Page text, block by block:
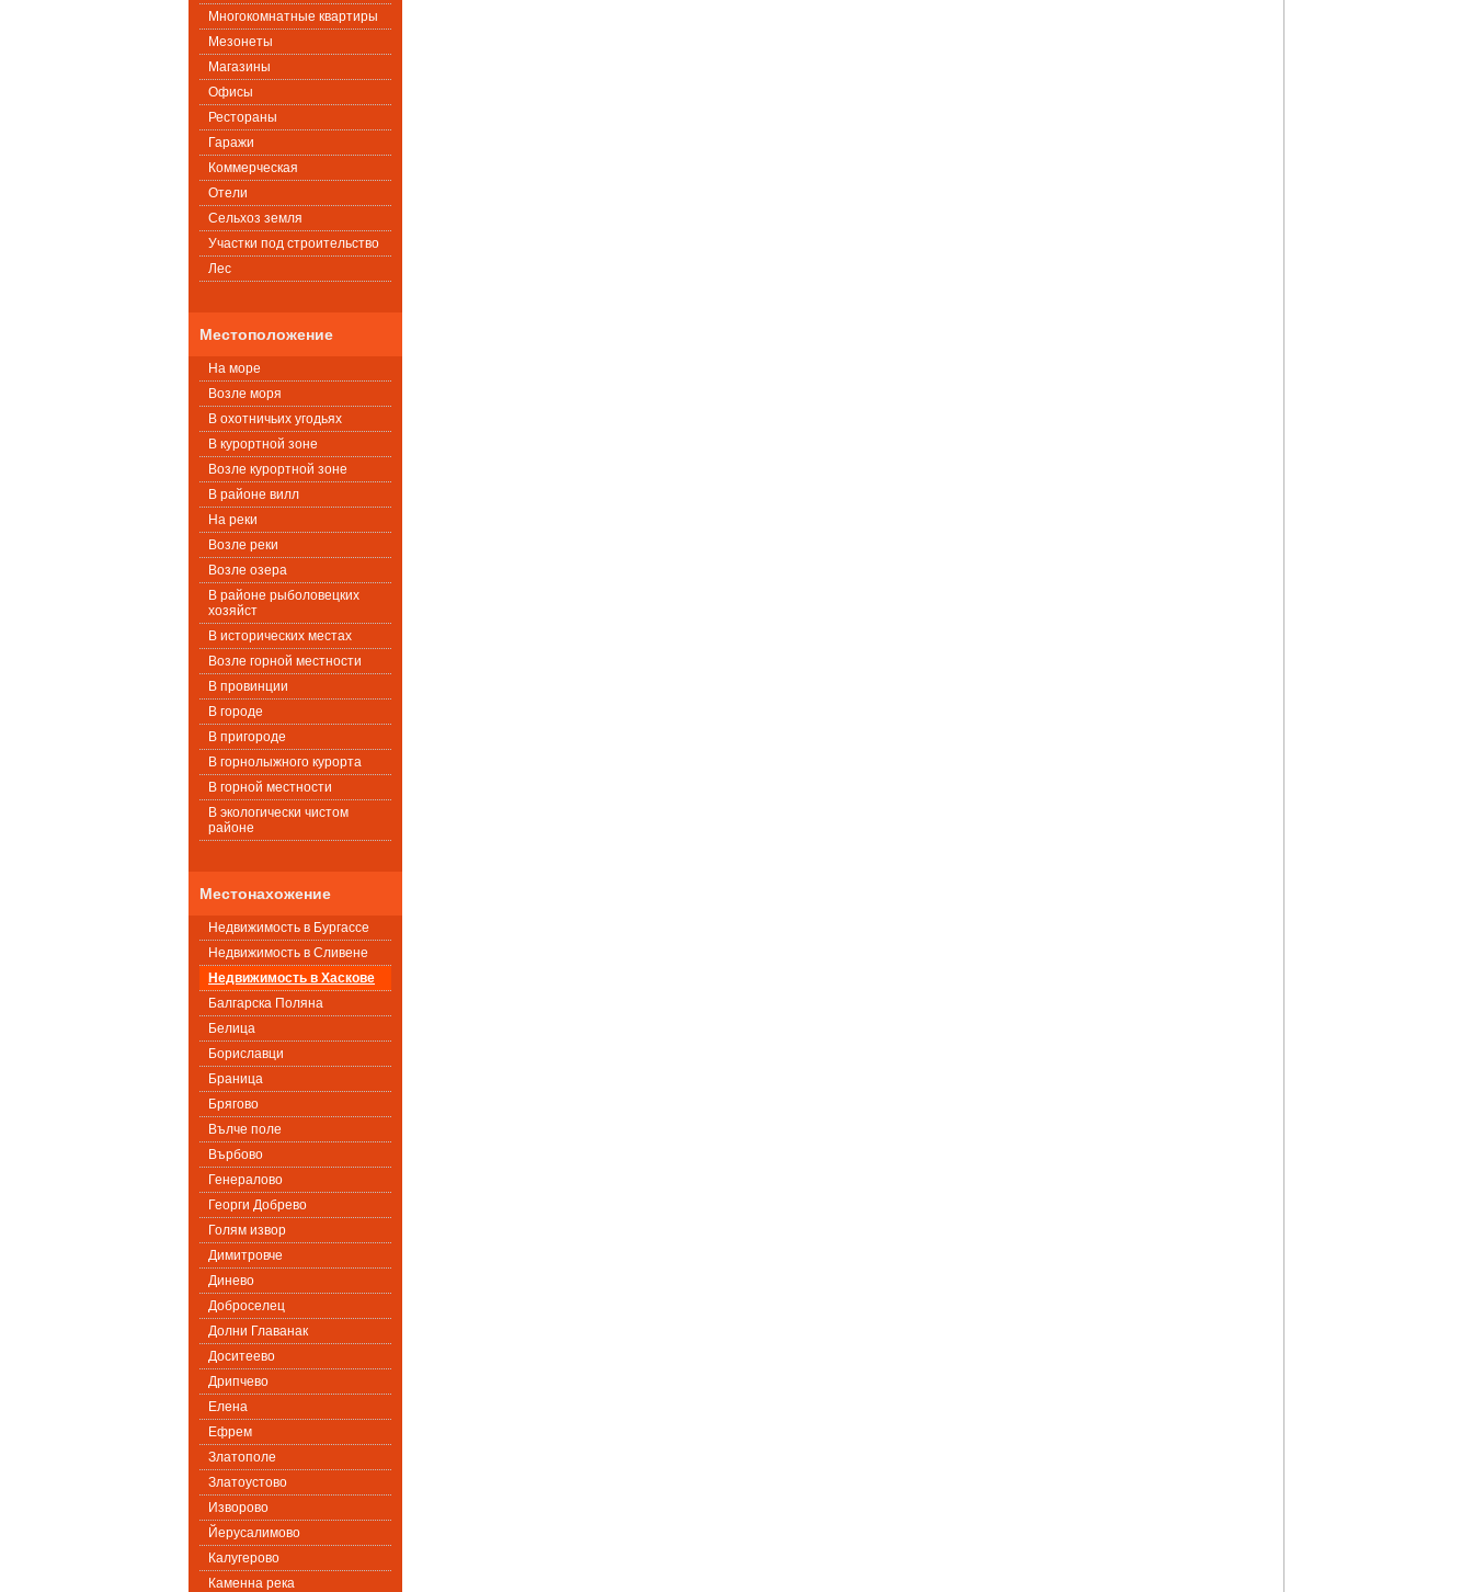
Многокомнатные квартиры
Мезонеты
Магазины
Офисы
Рестораны
Гаражи
Коммерческая
Oтели
Сельхоз земля
Участки под строительство
Лес
Местоположение
На море
Возле моря
В охотничьих угодьях
В курортной зоне
Возле курортной зоне
В районе вилл
На реки
Возле реки
Возле озера
В районе рыболовецких
хозяйст
В исторических местах
Возле горной местности
В провинции
В городе
В пригороде
В горнолыжного курорта
В горной местности
В экологически чистом
районе
Местонахожение
Недвижимость в Бургассе
Недвижимость в Сливене
Недвижимость в Хаскове
Балгарска Поляна
Белица
Бориславци
Браница
Брягово
Вълче поле
Върбово
Генералово
Георги Добрево
Голям извор
Димитровче
Динево
Доброселец
Долни Главанак
Доситеево
Дрипчево
Елена
Ефрем
Златополе
Златоустово
Изворово
Йерусалимово
Калугерово
Каменна река